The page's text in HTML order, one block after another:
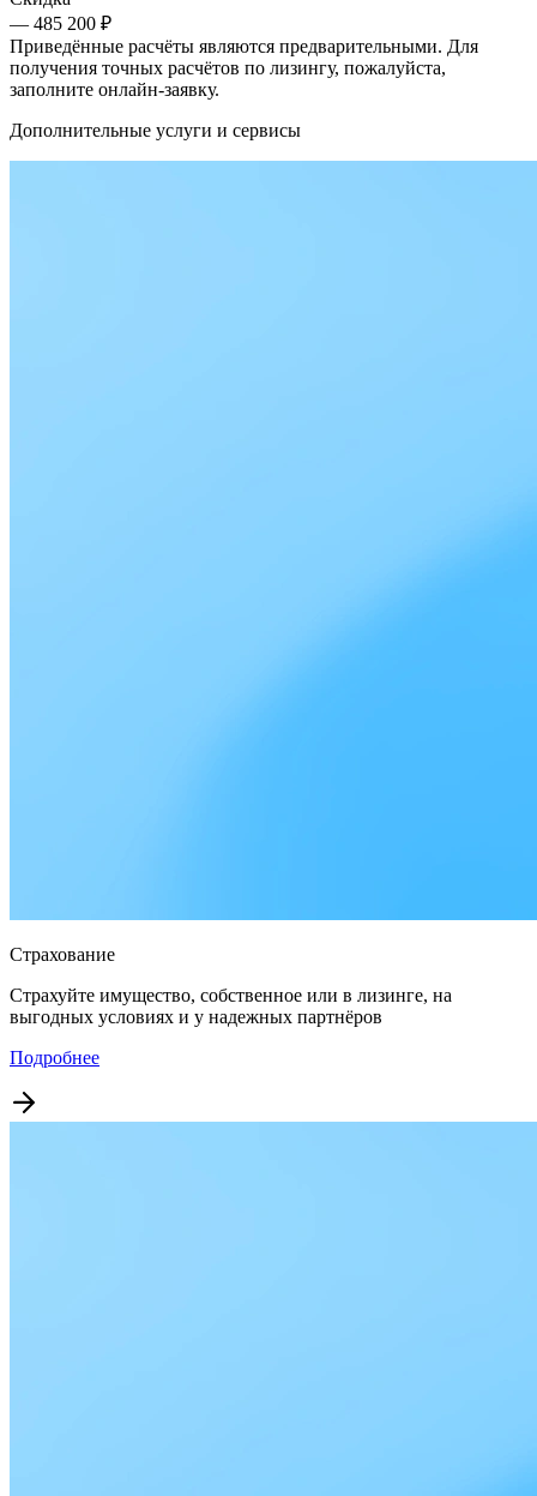
— 485 200 ₽
Приведённые расчёты являются предварительными. Для
получения точных расчётов по лизингу, пожалуйста,
заполните онлайн-заявку.
Дополнительные услуги и сервисы
Страхование
Страхуйте имущество, собственное или в лизинге, на
выгодных условиях и у надежных партнёров
Подробнее